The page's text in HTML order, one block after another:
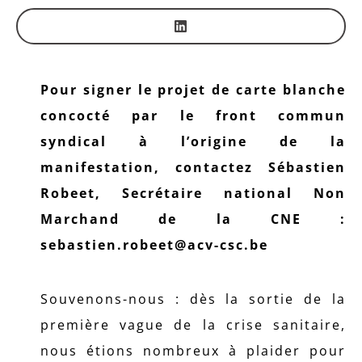
Pour signer le projet de carte blanche
concocté par le front commun
syndical à l’origine de la
manifestation, contactez Sébastien
Robeet, Secrétaire national Non
Marchand de la CNE :
sebastien.robeet@acv-csc.be
Souvenons-nous : dès la sortie de la
première vague de la crise sanitaire,
nous étions nombreux à plaider pour